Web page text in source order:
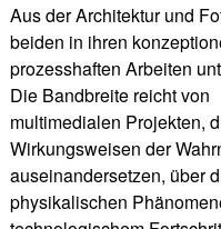
Aus der Architektur und
beiden in ihren
prozesshaften Arbeiten
Die Bandbreite reicht von
multimedialen Projekten,
Wirkungsweisen der
auseinandersetzen, über
physikalischen